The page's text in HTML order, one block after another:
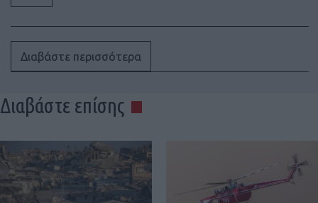
Διαβάστε περισσότερα
Διαβάστε επίσης